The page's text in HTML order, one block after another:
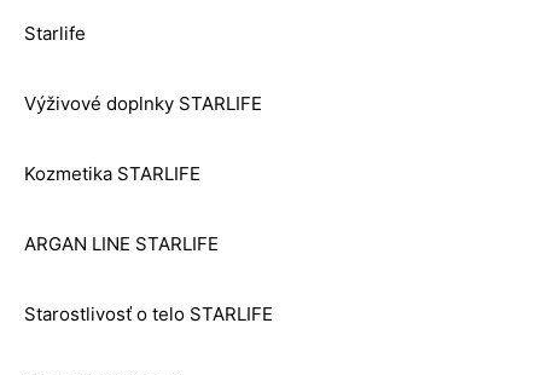
Starlife
Výživové doplnky STARLIFE
Kozmetika STARLIFE
ARGAN LINE STARLIFE
Starostlivosť o telo STARLIFE